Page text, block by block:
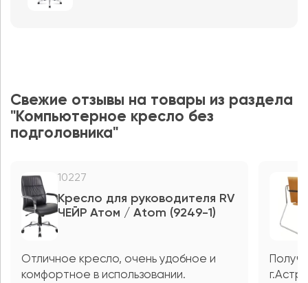
Свежие отзывы на товары из раздела
"Компьютерное кресло без
подголовника"
10227
Кресло для руководителя RV
ЧЕЙР Атом / Atom (9249-1)
Отличное кресло, очень удобное и
комфортное в использовании.